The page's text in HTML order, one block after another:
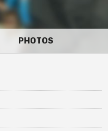
PHOTOS